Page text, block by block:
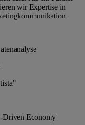
wir Expertise in
Driven Economy